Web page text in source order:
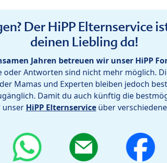
Der HiPP Elternservice
deinen Liebling da!
Jahren betreuen wir unser HiPP
oder Antworten sind nicht mehr möglich.
Mamas und Experten bleiben jedoch
Damit du auch künftig die
unser HiPP Elternservice über